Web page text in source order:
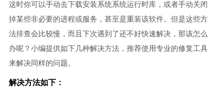
这时你可以手动去下载安装系统系统运行时库，或者手动关闭
掉某些非必要的进程或服务，甚至是重装该软件。但是这些方
法排查会比较慢，而且下次遇到了还不好快速解决，那该怎么
办呢？小编提供如下几种解决方法，推荐使用专业的修复工具
来解决同样的问题。
解决方法如下：